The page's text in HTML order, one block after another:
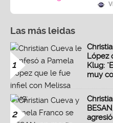
Las más leidas
1
López
Klug:
muy
2